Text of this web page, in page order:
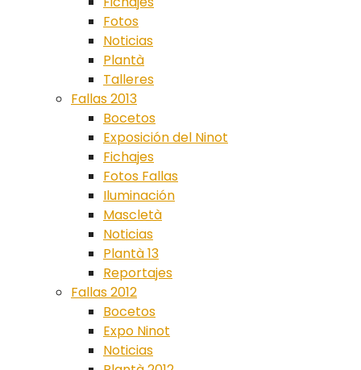
Fotos
Noticias
Plantà
Talleres
Fallas 2013
Bocetos
Exposición del Ninot
Fichajes
Fotos Fallas
Iluminación
Mascletà
Noticias
Plantà 13
Reportajes
Fallas 2012
Bocetos
Expo Ninot
Noticias